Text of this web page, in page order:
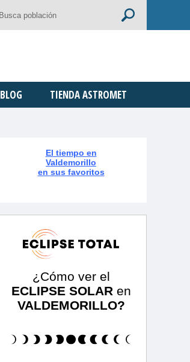
BLOG TIENDA ASTROMET
El tiempo en
Valdemorillo
en sus favoritos
¿Cómo ver el
ECLIPSE SOLAR en
VALDEMORILLO?